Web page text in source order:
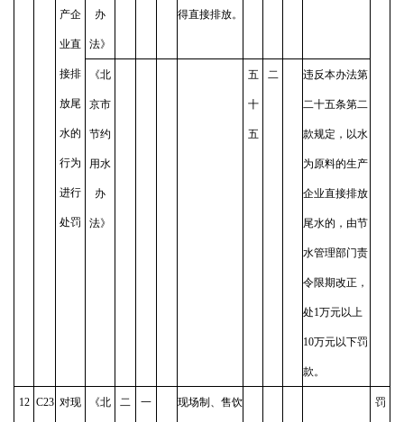
产企
业直
接排
放尾
水的
行为
进行
处罚
办
法》
得直接排放。
《北
京市
节约
用水
办
法》
五
十
五
二 违反本办法第
二十五条第二
款规定，以水
为原料的生产
企业直接排放
尾水的，由节
水管理部门责
令限期改正，
处1万元以上
10万元以下罚
款。
12 C23 对现 《北 二 一 现场制、售饮 罚